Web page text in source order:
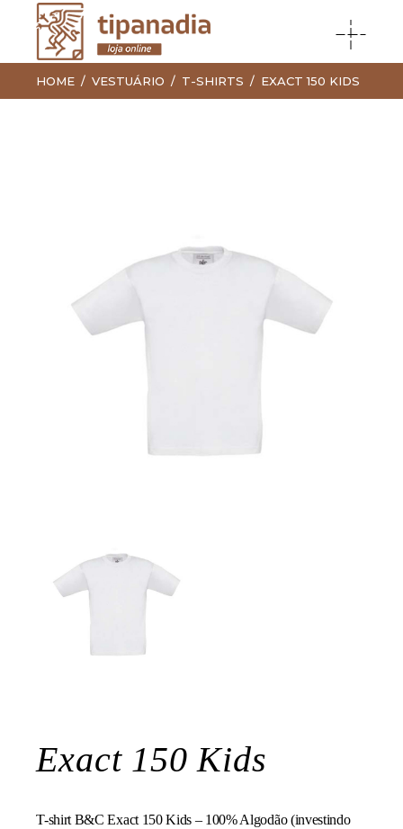
HOME VESTUÁRIO T-SHIRTS EXACT 150 KIDS
Exact 150 Kids
T-shirt B&C Exact 150 Kids – 100% Algodão (investindo